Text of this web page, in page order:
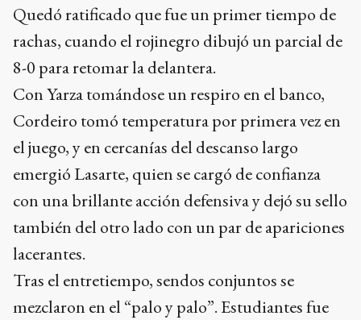
Quedó ratificado que fue un primer tiempo de
rachas, cuando el rojinegro dibujó un parcial de
8-0 para retomar la delantera.
Con Yarza tomándose un respiro en el banco,
Cordeiro tomó temperatura por primera vez en
el juego, y en cercanías del descanso largo
emergió Lasarte, quien se cargó de confianza
con una brillante acción defensiva y dejó su sello
también del otro lado con un par de apariciones
lacerantes.
Tras el entretiempo, sendos conjuntos se
mezclaron en el “palo y palo”. Estudiantes fue